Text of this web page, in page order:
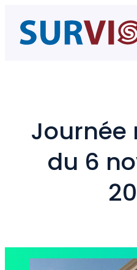
contenu
Journée
du 6